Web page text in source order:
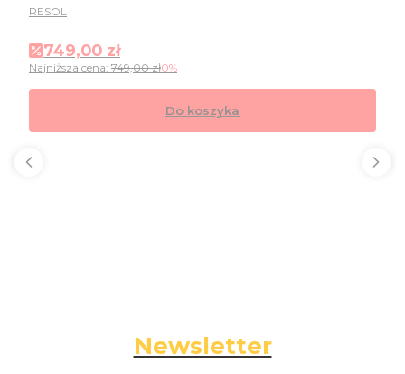
PRODUCENT
RESOL
Cena promocyjna
749,00 zł
Najniższa cena: 749,00 zł0%
Do koszyka
Newsletter